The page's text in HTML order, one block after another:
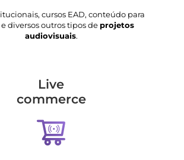
cursos EAD, conteúdo para
diversos outros tipos de projetos
audiovisuais.
Live
commerce